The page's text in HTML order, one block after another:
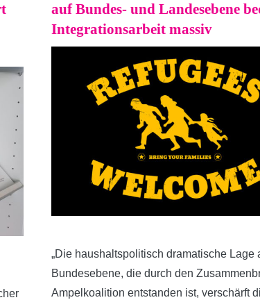
auf Bundes- und Landesebene
Integrationsarbeit massiv
„Die haushaltspolitisch dramatische Lage
Bundesebene, die durch den
Ampelkoalition entstanden ist, verschärft